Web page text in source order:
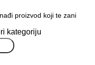
kategoriju